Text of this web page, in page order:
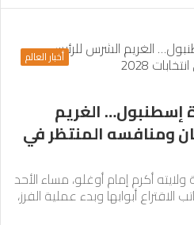
أخبار العالم
إسطنبول… الغريم
ومنافسه المنتظر في
أكرم إمام أوغلو، مساء الأحد
الاقتراع أبوابها وبدء عملية الفرز،